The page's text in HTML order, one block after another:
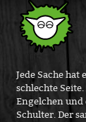
Jede Sache hat
schlechte
Engelchen und
Schulter. Der